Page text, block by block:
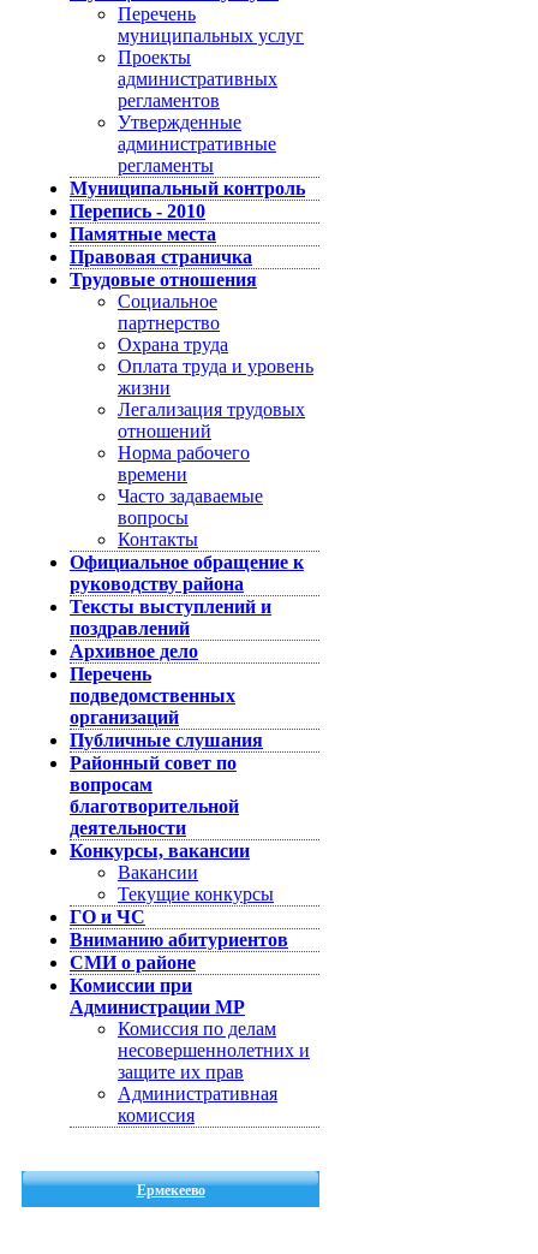
Перечень
муниципальных услуг
Проекты
административных
регламентов
Утвержденные
административные
регламенты
Муниципальный контроль
Перепись - 2010
Памятные места
Правовая страничка
Трудовые отношения
Социальное
партнерство
Охрана труда
Оплата труда и уровень
жизни
Легализация трудовых
отношений
Норма рабочего
времени
Часто задаваемые
вопросы
Контакты
Официальное обращение к
руководству района
Тексты выступлений и
поздравлений
Архивное дело
Перечень
подведомственных
организаций
Публичные слушания
Районный совет по
вопросам
благотворительной
деятельности
Конкурсы, вакансии
Вакансии
Текущие конкурсы
ГО и ЧС
Вниманию абитуриентов
СМИ о районе
Комиссии при
Администрации МР
Комиссия по делам
несовершеннолетних и
защите их прав
Административная
комиссия
Ермекеево